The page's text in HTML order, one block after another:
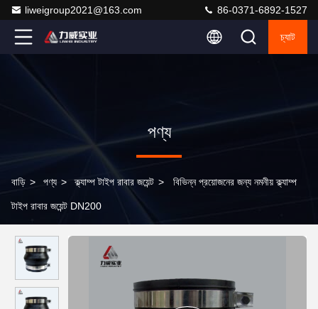
liweigroup2021@163.com 86-0371-6892-1527
চ্যাট
পণ্য
বাড়ি > পণ্য > ক্ল্যাম্প টাইপ রাবার জয়েন্ট > বিভিন্ন প্রয়োজনের জন্য নমনীয় ক্ল্যাম্প
টাইপ রাবার জয়েন্ট DN200